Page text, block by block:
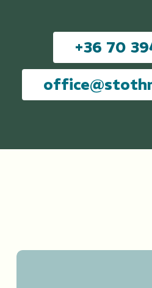
+36 70 39
office@stoth
Szervezeti